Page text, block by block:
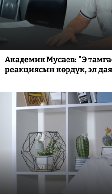
Академик Мусаев: "Э
реакциясын көрдүк, эл